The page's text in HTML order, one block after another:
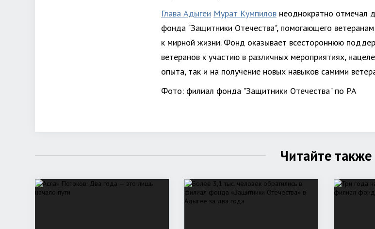
Глава Адыгеи Мурат Кумпилов неоднократно отмечал
фонда "Защитники Отечества", помогающего
к мирной жизни. Фонд оказывает всестороннюю
ветеранов к участию в различных мероприятиях,
опыта, так и на получение новых навыков самими
Фото: филиал фонда "Защитники Отечества" по РА
Читайте также